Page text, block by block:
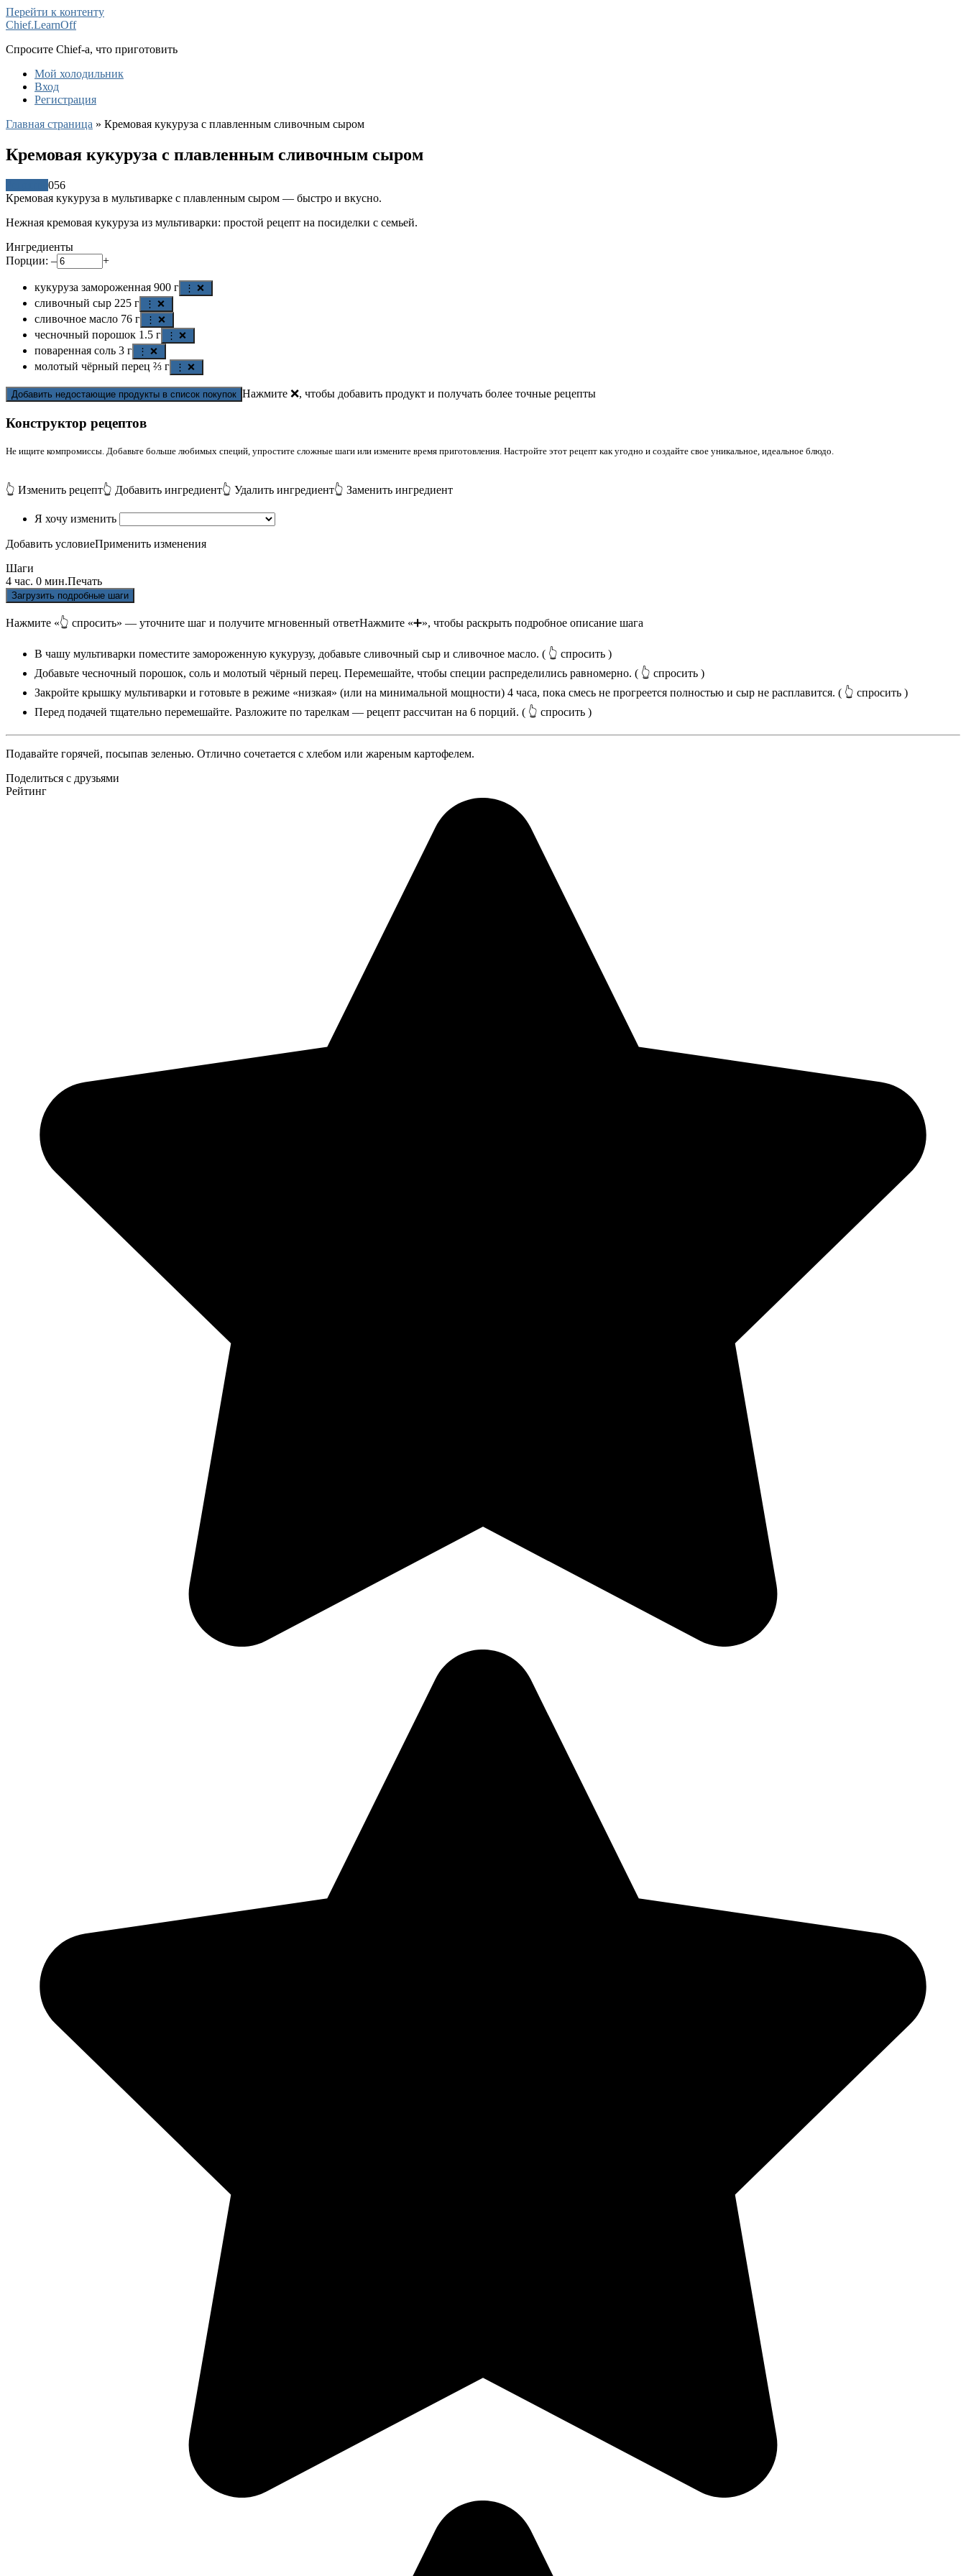
Перейти к контенту
Chief.LearnOff
Спросите Chief-а, что приготовить
Мой холодильник
Вход
Регистрация
Главная страница » Кремовая кукуруза с плавленным сливочным сыром
Кремовая кукуруза с плавленным сливочным сыром
056
Кремовая кукуруза в мультиварке с плавленным сыром — быстро и вкусно.
Нежная кремовая кукуруза из мультиварки: простой рецепт на посиделки с семьей.
Ингредиенты
Порции: – +
кукуруза замороженная 900 г ⋮ ❌
сливочный сыр 225 г ⋮ ❌
сливочное масло 76 г ⋮ ❌
чесночный порошок 1.5 г ⋮ ❌
поваренная соль 3 г ⋮ ❌
молотый чёрный перец ⅔ г ⋮ ❌
Добавить недостающие продукты в список покупок Нажмите ❌, чтобы добавить продукт и получать более точные рецепты
Конструктор рецептов
Не ищите компромиссы. Добавьте больше любимых специй, упростите сложные шаги или измените время приготовления. Настройте этот рецепт как угодно и создайте свое уникальное, идеальное блюдо.
👆 Изменить рецепт👆 Добавить ингредиент👆 Удалить ингредиент👆 Заменить ингредиент
Я хочу изменить
Добавить условиеПрименить изменения
Шаги
4 час. 0 мин.Печать
Загрузить подробные шаги
Нажмите «👆 спросить» — уточните шаг и получите мгновенный ответНажмите «➕», чтобы раскрыть подробное описание шага
В чашу мультиварки поместите замороженную кукурузу, добавьте сливочный сыр и сливочное масло. ( 👆 спросить )
Добавьте чесночный порошок, соль и молотый чёрный перец. Перемешайте, чтобы специи распределились равномерно. ( 👆 спросить )
Закройте крышку мультиварки и готовьте в режиме «низкая» (или на минимальной мощности) 4 часа, пока смесь не прогреется полностью и сыр не расплавится. ( 👆 спросить )
Перед подачей тщательно перемешайте. Разложите по тарелкам — рецепт рассчитан на 6 порций. ( 👆 спросить )
Подавайте горячей, посыпав зеленью. Отлично сочетается с хлебом или жареным картофелем.
Поделиться с друзьями
Рейтинг